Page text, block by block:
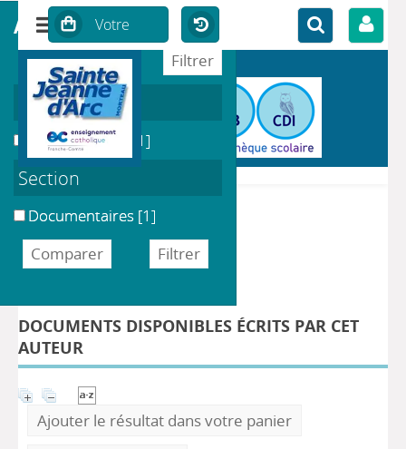
DÉTAIL DE L'AUTEUR
Auteur Blanchot, Philippe
DOCUMENTS DISPONIBLES ÉCRITS PAR CET
AUTEUR
Ajouter le résultat dans votre panier
affiner ou comparer
Localisation
CDI du Collège [1]
Section
Documentaires [1]